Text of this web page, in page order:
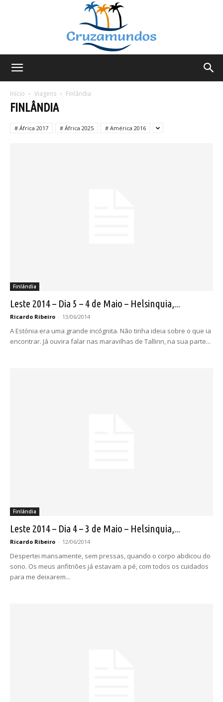
Início Viagens Finlândia
FINLÂNDIA
# África 2017 # África 2025 # América 2016
Finlândia
Leste 2014 – Dia 5 – 4 de Maio – Helsinquia,...
Ricardo Ribeiro - 13/06/2014
A Estónia era uma grande incógnita. Não tinha ideia sobre o que ia
encontrar. Já ouvira falar nas maravilhas de Tallinn, na sua parte...
Finlândia
Leste 2014 – Dia 4 – 3 de Maio – Helsinquia,...
Ricardo Ribeiro - 12/06/2014
Despertei mansamente, sem pressas, quando o corpo abdicou do
sono. Os meus anfitriões já estavam a pé, com todos os cuidados
para me deixarem...